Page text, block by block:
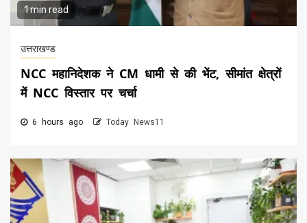
1 min read
उत्तराखण्ड
NCC महानिदेशक ने CM धामी से की भेंट, सीमांत क्षेत्रों
में NCC विस्तार पर चर्चा
6 hours ago Today News11